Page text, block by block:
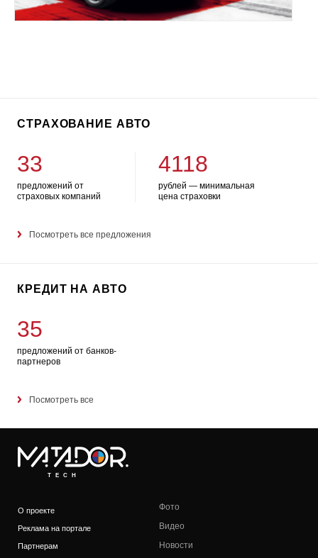
СТРАХОВАНИЕ АВТО
33
предложений от
страховых компаний
4118
рублей — минимальная
цена страховки
Посмотреть все предложения
КРЕДИТ НА АВТО
35
предложений от банков-
партнеров
Посмотреть все
TECH
О проекте
Реклама на портале
Партнерам
Фото
Видео
Новости